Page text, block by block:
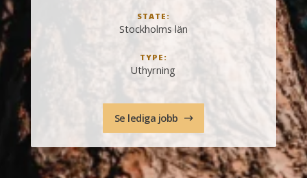
STATE:
Stockholms län
TYPE:
Uthyrning
Se lediga jobb